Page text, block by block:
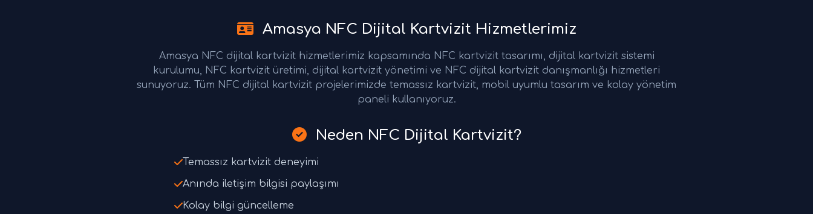
Amasya NFC Dijital Kartvizit Hizmetlerimiz
Amasya NFC dijital kartvizit hizmetlerimiz kapsamında NFC kartvizit tasarımı, dijital kartvizit sistemi
kurulumu, NFC kartvizit üretimi, dijital kartvizit yönetimi ve NFC dijital kartvizit danışmanlığı hizmetleri
sunuyoruz. Tüm NFC dijital kartvizit projelerimizde temassız kartvizit, mobil uyumlu tasarım ve kolay yönetim
paneli kullanıyoruz.
Neden NFC Dijital Kartvizit?
Temassız kartvizit deneyimi
Anında iletişim bilgisi paylaşımı
Kolay bilgi güncelleme